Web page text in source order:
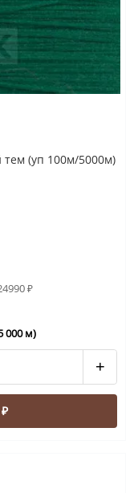
(уп 100м/5000м)
₽
000 м)
+